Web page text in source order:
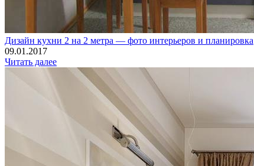
Дизайн кухни 2 на 2 метра — фото интерьеров и планировка
09.01.2017
Читать далее